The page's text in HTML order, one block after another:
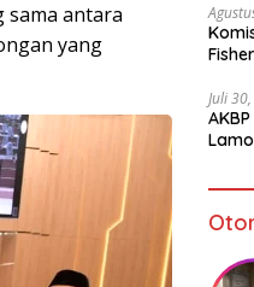
sama antara
yang
Juli